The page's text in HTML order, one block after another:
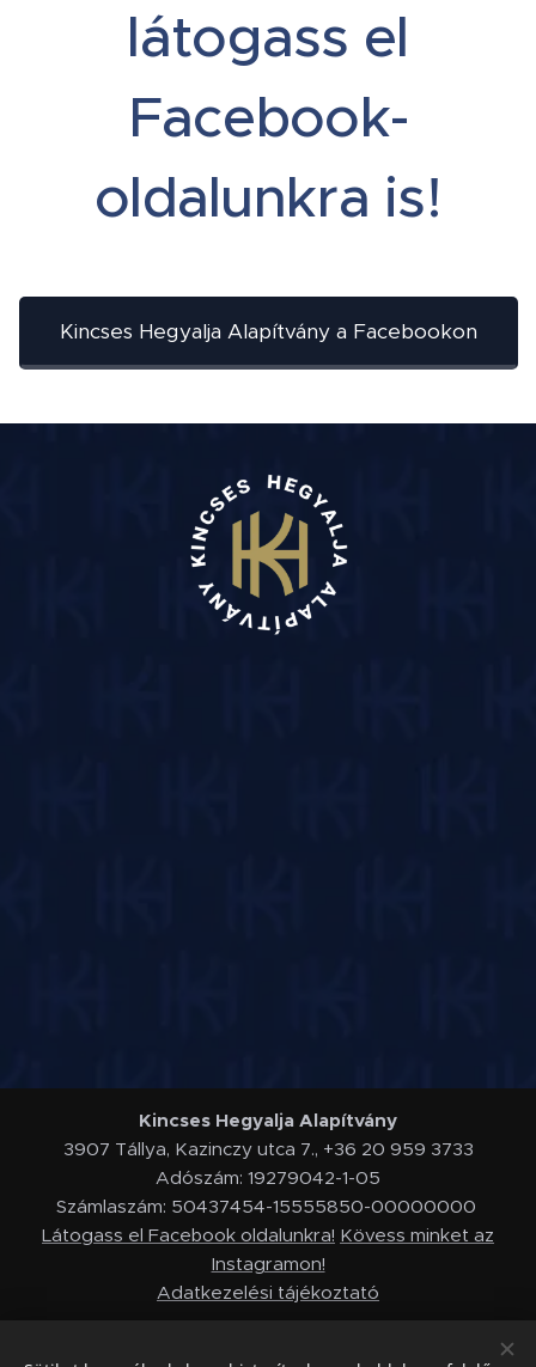
látogass el
Facebook-
oldalunkra is!
Kincses Hegyalja Alapítvány a Facebookon
Kincses Hegyalja Alapítvány
3907 Tállya, Kazinczy utca 7., +36 20 959 3733
Adószám: 19279042-1-05
Számlaszám: 50437454-15555850-00000000
Látogass el Facebook oldalunkra! Kövess minket az
Instagramon!
Adatkezelési tájékoztató
2022 © Kincses Hegyalja Alapítvány - Minden jog fenntartva